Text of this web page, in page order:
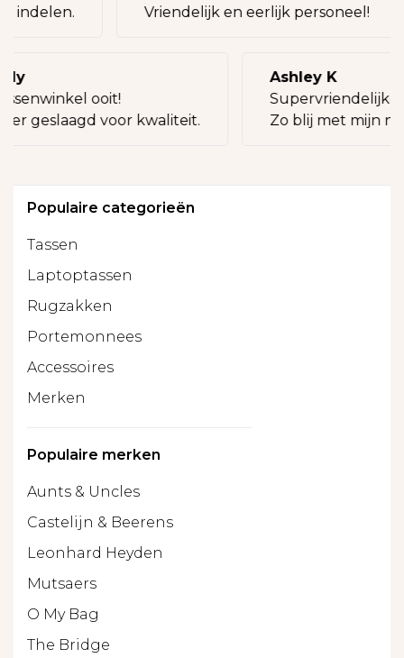
indelen.
Vriendelijk en eerlijk personeel!
ooit!
geslaagd voor kwaliteit.
Ashley K
Supervriendelijke
Zo blij met mijn
Populaire categorieën
Tassen
Laptoptassen
Rugzakken
Portemonnees
Accessoires
Merken
Populaire merken
Aunts & Uncles
Castelijn & Beerens
Leonhard Heyden
Mutsaers
O My Bag
The Bridge